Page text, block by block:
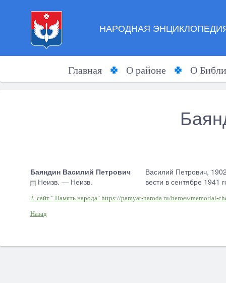
НАРОДНАЯ
Главная О районе О
Баяндин Василий Петрович
Неизв. — Неизв.
Василий Петрович,
вести в сентябре 1941
2. сайт " Память народа" https://pamyat-naroda.ru/heroes/memorial-
Назад